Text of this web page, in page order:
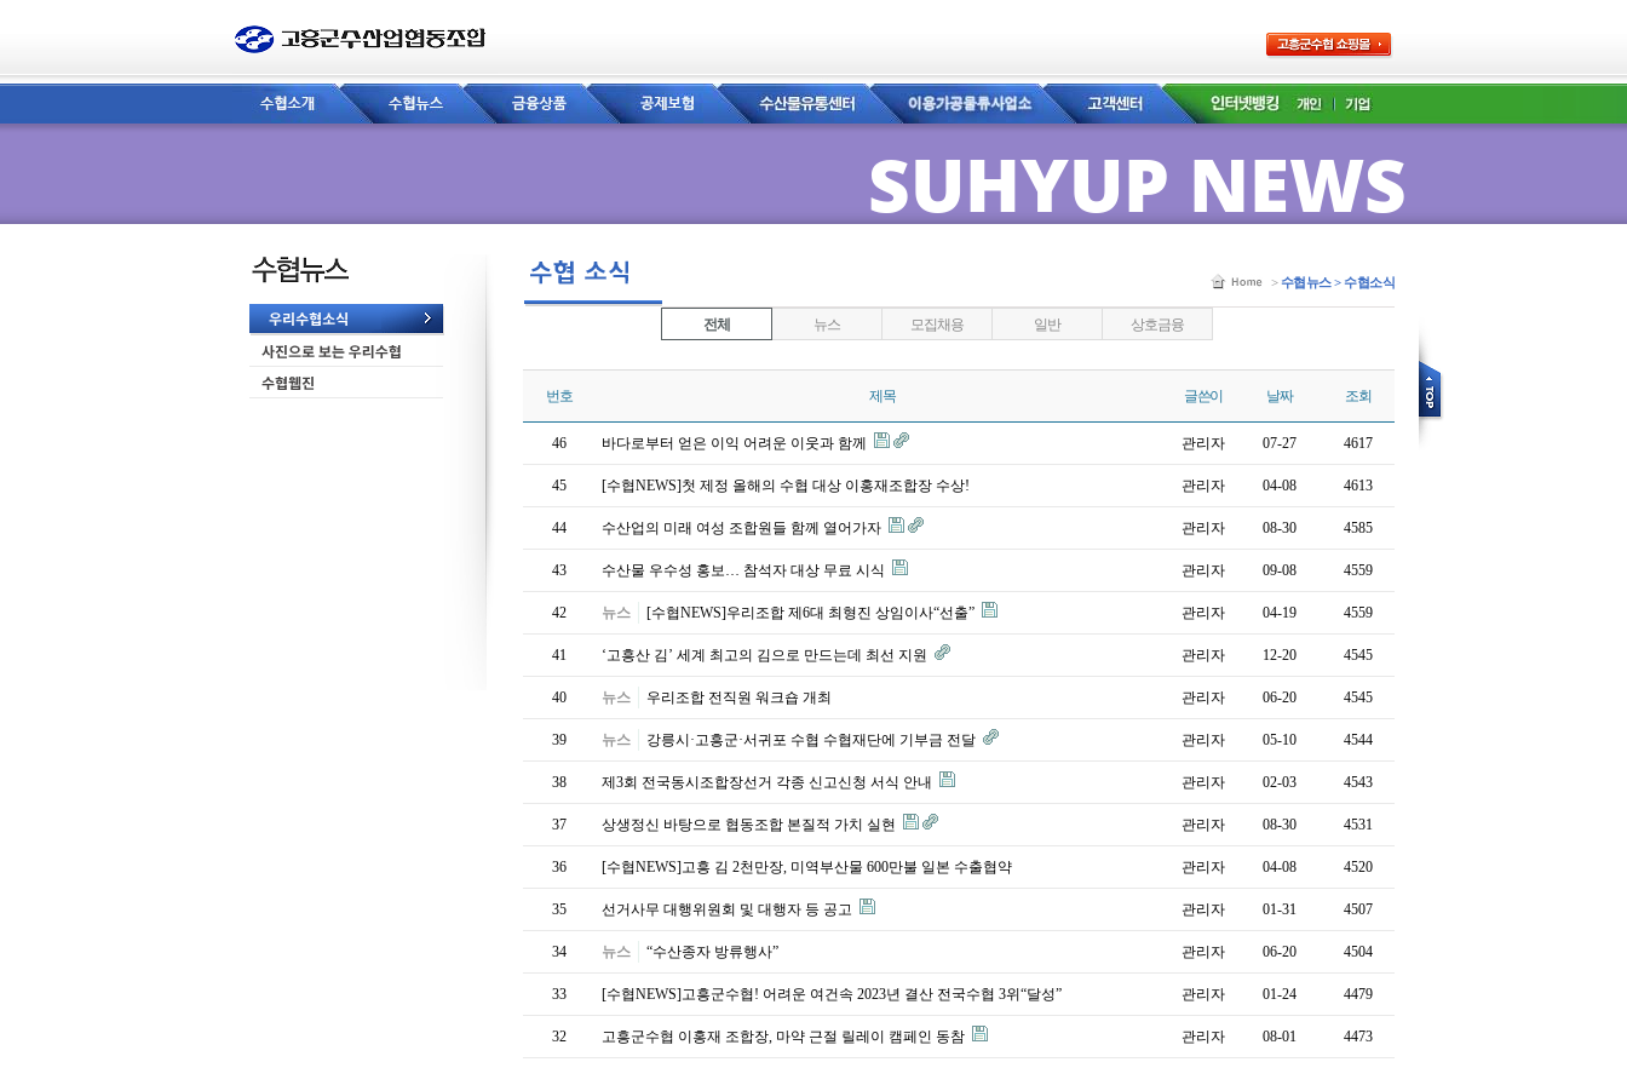
SUHYUP NEWS
>수협뉴스 > 수협소식
전체 뉴스 모집채용 일반 상호금융
번호 제목 글쓴이 날짜 조회
46 바다로부터 얻은 이익 어려운 이웃과 함께 관리자 07-27 4617
45 [수협NEWS]첫 제정 올해의 수협 대상 이홍재조합장 수상! 관리자 04-08 4613
44 수산업의 미래 여성 조합원들 함께 열어가자 관리자 08-30 4585
43 수산물 우수성 홍보… 참석자 대상 무료 시식 관리자 09-08 4559
42 뉴스 [수협NEWS]우리조합 제6대 최형진 상임이사“선출” 관리자 04-19 4559
41 ‘고흥산 김’ 세계 최고의 김으로 만드는데 최선 지원 관리자 12-20 4545
40 뉴스 우리조합 전직원 워크숍 개최 관리자 06-20 4545
39 뉴스 강릉시·고흥군·서귀포 수협 수협재단에 기부금 전달 관리자 05-10 4544
38 제3회 전국동시조합장선거 각종 신고신청 서식 안내 관리자 02-03 4543
37 상생정신 바탕으로 협동조합 본질적 가치 실현 관리자 08-30 4531
36 [수협NEWS]고흥 김 2천만장, 미역부산물 600만불 일본 수출협약 관리자 04-08 4520
35 선거사무 대행위원회 및 대행자 등 공고 관리자 01-31 4507
34 뉴스 “수산종자 방류행사” 관리자 06-20 4504
33 [수협NEWS]고흥군수협! 어려운 여건속 2023년 결산 전국수협 3위“달성” 관리자 01-24 4479
32 고흥군수협 이홍재 조합장, 마약 근절 릴레이 캠페인 동참 관리자 08-01 4473